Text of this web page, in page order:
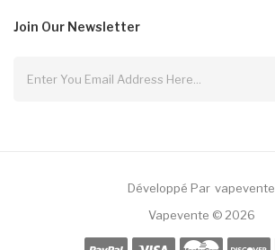
Join Our Newsletter
Développé Par Vapevente
Vapevente © 2026